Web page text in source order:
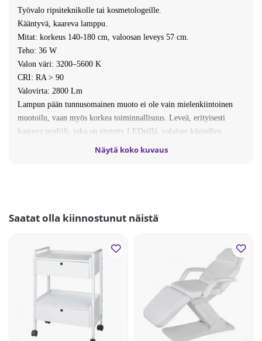
Työvalo ripsiteknikolle tai kosmetologeille.
Kääntyvä, kaareva lamppu.
Mitat: korkeus 140-180 cm, valoosan leveys 57 cm.
Teho: 36 W
Valon väri: 3200–5600 K
CRI: RA > 90
Valovirta: 2800 Lm
Lampun pään tunnusomainen muoto ei ole vain mielenkiintoinen
muotoilu, vaan myös korkea toiminnallisuus. Leveä, erityisesti
kaareva profiili, joka on täytetty LEDeillä, valaisee käsitellyn
Näytä koko kuvaus
Saatat olla kiinnostunut näistä